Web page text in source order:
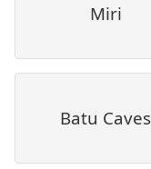
Miri
Batu Caves